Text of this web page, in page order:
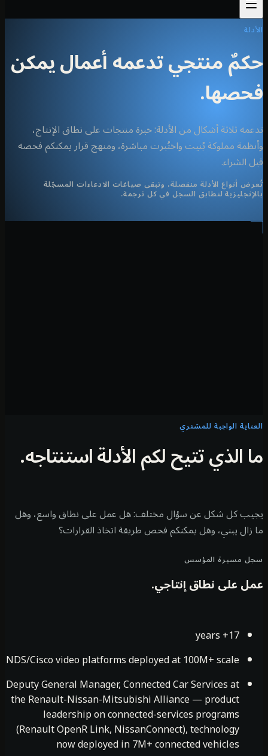
منتجي تدعمه أعمال يمكن
ثلاثة أشكال من الأدلة: خبرة منتجات على نطاق الإنتاج،
مملوكة بُنيت واختُبرت مباشرة، ومنهج قرار يمكنكم فحصه
الشراء.
أنواع الأدلة منفصلة، وتبقى صياغات الادعاءات المسجّلة
لتطابق السجل في كل ترجمة.
الواجبة للمشتري
الذي تتيح لكم الأدلة استنتاجه.
كل شكل عن سؤال مختلف: هل عمل على نطاق واسع، وهل
يبني، وهل يمكنكم فحص طريقة اتخاذ القرارات؟
مسيرة المؤسس
على نطاق إنتاجي.
17+ years
NDS/Cisco video platforms deployed at 100M+ scale
Deputy General Manager, Connected Car Services at
the Renault-Nissan-Mitsubishi Alliance — product
leadership on connected-services programs
(Renault OpenR Link, NissanConnect), technology
now deployed in 7M+ connected vehicles